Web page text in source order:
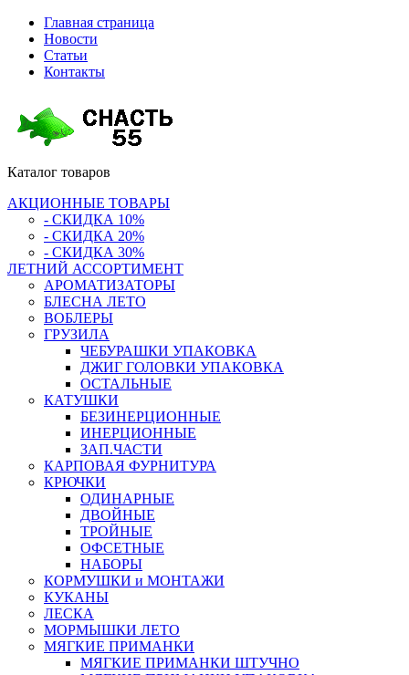
Главная страница
Новости
Статьи
Контакты
Каталог товаров
АКЦИОННЫЕ ТОВАРЫ
- СКИДКА 10%
- СКИДКА 20%
- СКИДКА 30%
ЛЕТНИЙ АССОРТИМЕНТ
АРОМАТИЗАТОРЫ
БЛЕСНА ЛЕТО
ВОБЛЕРЫ
ГРУЗИЛА
ЧЕБУРАШКИ УПАКОВКА
ДЖИГ ГОЛОВКИ УПАКОВКА
ОСТАЛЬНЫЕ
КАТУШКИ
БЕЗИНЕРЦИОННЫЕ
ИНЕРЦИОННЫЕ
ЗАП.ЧАСТИ
КАРПОВАЯ ФУРНИТУРА
КРЮЧКИ
ОДИНАРНЫЕ
ДВОЙНЫЕ
ТРОЙНЫЕ
ОФСЕТНЫЕ
НАБОРЫ
КОРМУШКИ и МОНТАЖИ
КУКАНЫ
ЛЕСКА
МОРМЫШКИ ЛЕТО
МЯГКИЕ ПРИМАНКИ
МЯГКИЕ ПРИМАНКИ ШТУЧНО